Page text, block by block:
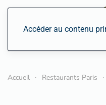
Accéder au contenu
Accueil Restaurants Paris